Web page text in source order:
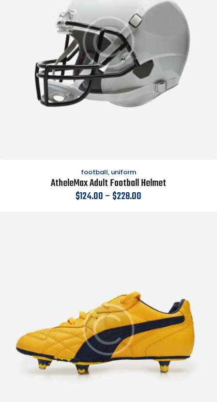
football, uniform
AtheleMax Adult Football Helmet
$124.00– $228.00